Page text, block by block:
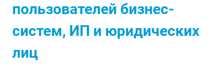
пользователей бизнес-
систем, ИП и юридических
лиц